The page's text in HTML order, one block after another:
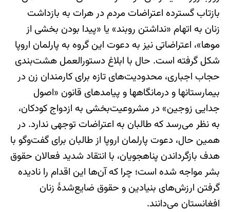
بازتاب گسترده اعتراضات مردم در هرات به بازداشت
زنان به اتهام «نداشتن روبند» یا «پیدا بودن بخشی از
موها»، اعتراضاتی نیز به دعوت این گروه به پارلمان اروپا
شکل گرفته است. حال با ابلاغ دستورالعمل هشت‌بندی
حجاب اجباری، محدودیت‌های تازه برای کارمندان زن در
بیمارستانها و درمانگاهها و پیامدهای قانون «اصول
جدایی زوجین» در مشروعیت‌بخشی به ازدواج کودکان،
به نظر می‌رسد که طالبان به اعتراضات توجهی ندارد. در
همین حال، دعوت پارلمان اروپا از طالبان برای گفت‌وگو با
هدف بازگرداندن پناهجویان، با انتقاد شدید فعالان حقوق
بشر مواجه شده است؛ چرا که آن‌ها این اقدام را نادیده
گرفتن ارزش‌های بنیادین و حقوق ضایع‌شدهٔ زنان
افغانستان می‌دانند.